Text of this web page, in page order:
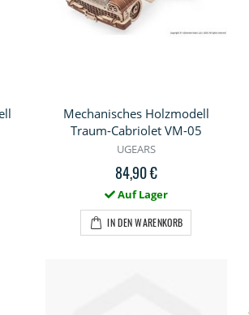
Mechanisches Holzmodell
Traum-Cabriolet VM-05
UGEARS
84,90 €
Auf Lager
IN DEN WARENKORB